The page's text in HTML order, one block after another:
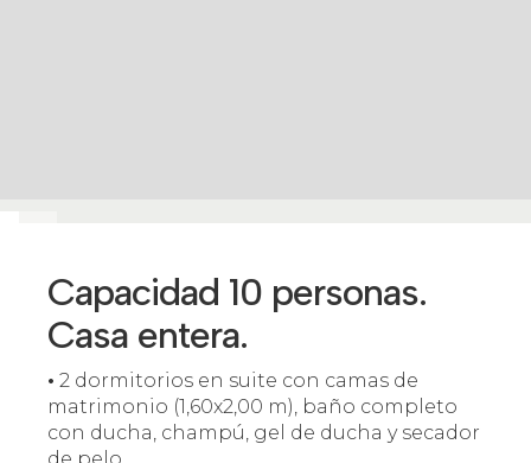
Capacidad 10 personas.
Casa entera.
• 2 dormitorios en suite con camas de
matrimonio (1,60x2,00 m), baño completo
con ducha, champú, gel de ducha y secador